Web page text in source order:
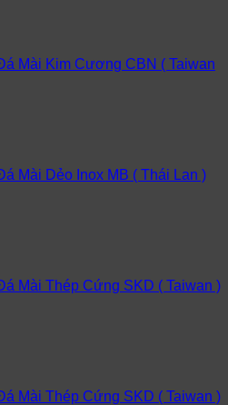
Mài Kim Cương CBN ( Taiwan
Mài Dẻo Inox MB ( Thái Lan )
Mài Thép Cứng SKD ( Taiwan )
Mài Thép Cứng SKD ( Taiwan )